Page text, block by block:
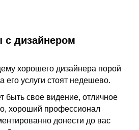
дизайнером
хорошего дизайнера порой
его услуги стоят недешево.
быть свое видение, отличное
хороший профессионал
донести до вас